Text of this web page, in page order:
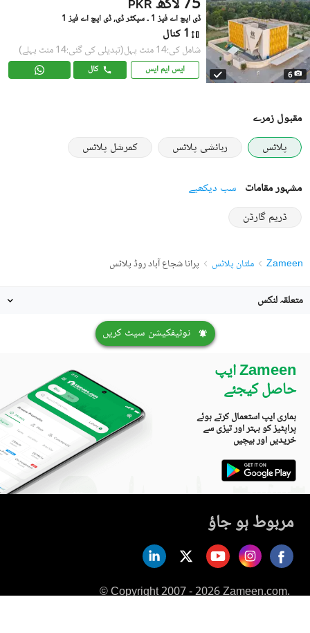
6
PKR 75 لاکھ
ڈی ایچ اے فیز 1 ۔ سیکٹر ڈی, ڈی ایچ اے فیز 1
1 کنال
شامل کی:14 منٹ پہل (تبدیلی کی گئی:14 منٹ پہلے)
ایس ایم ایس کال
مقبول زمرے
پلاٹس
رہائشی پلاٹس کمرشل پلاٹس
مشہور مقامات سب دیکھیے
ڈریم گارڈن
Zameen ملتان پلاٹس پرانا شجاع آباد روڈ پلاٹس
متعلقہ لنکس
نوٹیفکیشن سیٹ کریں
Zameen ایپ
حاصل کیجئے
ہماری ایپ استعمال کرتے ہوئے
پراپٹیز کو بہتر اور تیزی سے
خریدیں اور بیچیں
مربوط ہو جاؤ
© Copyright 2007 - 2026 Zameen.com.